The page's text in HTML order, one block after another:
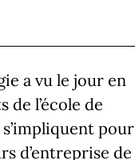
a vu le jour en
de l’école de
pour
d’entreprise de